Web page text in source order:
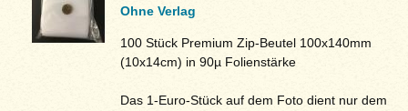
Ohne Verlag
100 Stück Premium Zip-Beutel 100x140mm
(10x14cm) in 90µ Folienstärke
Das 1-Euro-Stück auf dem Foto dient nur dem